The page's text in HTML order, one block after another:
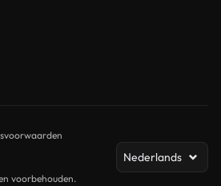
Nederlands
voorbehouden.